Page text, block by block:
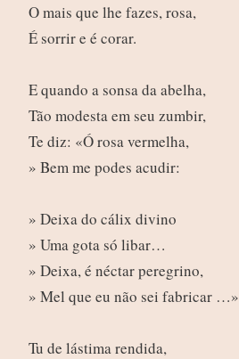
O mais que lhe fazes, rosa,
É sorrir e é corar.
E quando a sonsa da abelha,
Tão modesta em seu zumbir,
Te diz: «Ó rosa vermelha,
» Bem me podes acudir:
» Deixa do cálix divino
» Uma gota só libar…
» Deixa, é néctar peregrino,
» Mel que eu não sei fabricar …»
Tu de lástima rendida,